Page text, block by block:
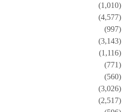
(1,010)
(4,577)
(997)
(3,143)
(1,116)
(771)
(560)
(3,026)
(2,517)